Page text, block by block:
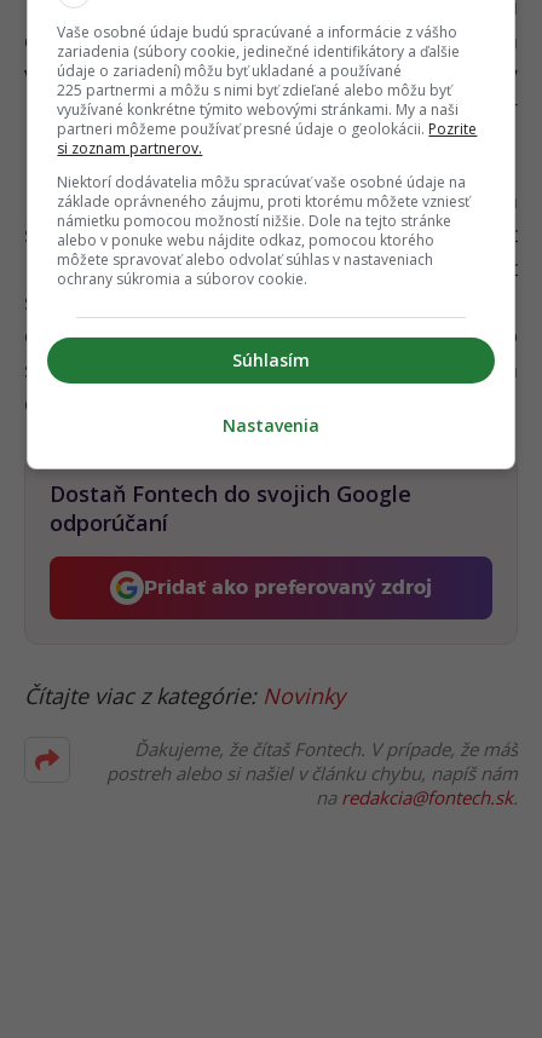
používateľov presvedčiť, že domáce kino patrí
do každej obývačky. V praxi však často dáva
väčší zmysel kvalitný 55- alebo 65-palcový
model než obrovský 85-palcový televízor
natlačený dva metre od gauča.
Pri výbere sa preto oplatí pozerať nielen na
samotnú uhlopriečku, ale aj na reálnu veľkosť
miestnosti, typ obsahu a vzdialenosť
sledovania. Práve tieto faktory totiž rozhodujú
o tom, či bude obraz skutočne pôsobivý, alebo
sa z drahej novinky stane len unavujúca
dominanta obývačky.
Dostaň Fontech do svojich Google
odporúčaní
Pridať ako preferovaný zdroj
Fontech, odkaz sa otvorí v
Čítajte viac z kategórie: Novinky
Ďakujeme, že čítaš Fontech. V prípade, že máš
postreh alebo si našiel v článku chybu, napíš nám
na redakcia@fontech.sk.
Vaše osobné údaje budú spracúvané a informácie z vášho
zariadenia (súbory cookie, jedinečné identifikátory a ďalšie
údaje o zariadení) môžu byť ukladané a používané
225 partnermi a môžu s nimi byť zdieľané alebo môžu byť
využívané konkrétne týmito webovými stránkami. My a naši
partneri môžeme používať presné údaje o geolokácii. Pozrite
si zoznam partnerov.
Niektorí dodávatelia môžu spracúvať vaše osobné údaje na
základe oprávneného záujmu, proti ktorému môžete vzniesť
námietku pomocou možností nižšie. Dole na tejto stránke
alebo v ponuke webu nájdite odkaz, pomocou ktorého
môžete spravovať alebo odvolať súhlas v nastaveniach
ochrany súkromia a súborov cookie.
Súhlasím
Nastavenia